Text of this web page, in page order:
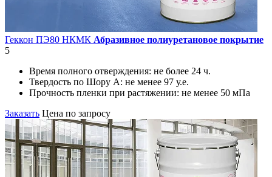
Геккон ПЭ80 НКМК Абразивное полиуретановое покрытие
5
Время полного отверждения: не более 24 ч.
Твердость по Шору А: не менее 97 у.е.
Прочность пленки при растяжении: не менее 50 мПа
Заказать Цена по запросу